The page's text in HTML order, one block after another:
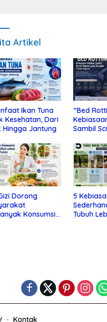
Artikel
Ikan Tuna
Kesehatan, Dari
Hingga Jantung
“Bed
Sambil
Depresi
Dorong
Konsumsi
5
Tubuh
Kontak